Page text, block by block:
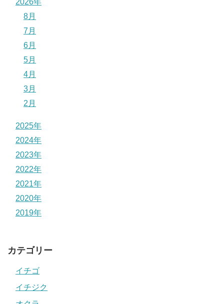
2026年
8月
7月
6月
5月
4月
3月
2月
2025年
2024年
2023年
2022年
2021年
2020年
2019年
カテゴリー
イチゴ
イチジク